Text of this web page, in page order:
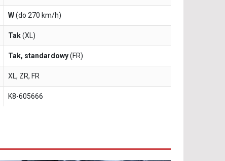
W(do 270 km/h)
Tak(XL)
Tak, standardowy(FR)
XL, ZR, FR
K8-605666